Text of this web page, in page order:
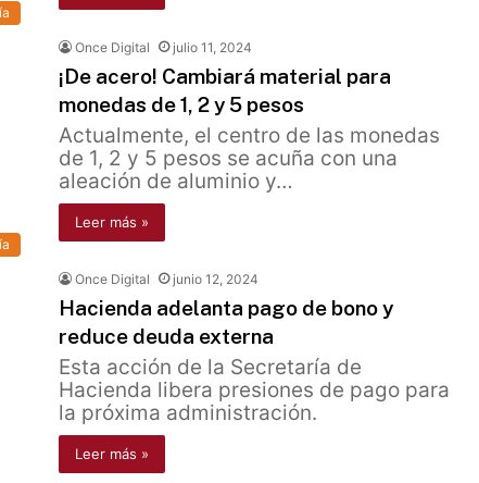
Once Digital julio 11, 2024
¡De acero! Cambiará material para
monedas de 1, 2 y 5 pesos
Actualmente, el centro de las monedas
de 1, 2 y 5 pesos se acuña con una
aleación de aluminio y…
Leer más »
Once Digital junio 12, 2024
Hacienda adelanta pago de bono y
reduce deuda externa
Esta acción de la Secretaría de
Hacienda libera presiones de pago para
la próxima administración.
Leer más »